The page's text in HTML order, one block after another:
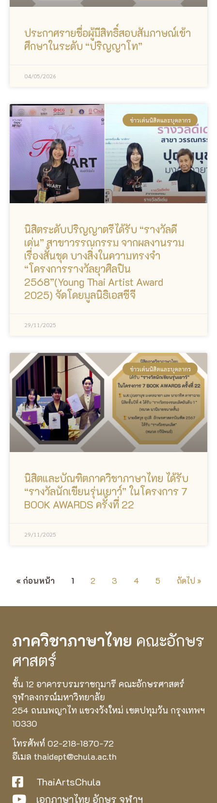
ประกาศรายชื่อผู้มีสิทธิ์สอบสัมภาษณ์เข้า
ศึกษาในระดับ “ปริญญาโท”
04/05/2026
ข่าวเด่นนิสิตและบุคลากร
นิสิตระดับปริญญาตรีได้รับ “รางวัลดี
เด่น” สาขาวรรณกรรม จากผลงานรวม
เรื่องสั้นชุด บางสิ่งในความทรงจำ
“โครงการรางวัลยุวศิลปิน
2568”(Young Thai Artist Award
2025) จัดโดยมูลนิธิเอสซีจี
29/11/2025
ข่าวเด่นนิสิตและบุคลากร
นิสิตและบัณฑิตภาควิชาภาษาไทย ได้รับ
“รางวัลนักเขียนรุ่นเยาว์” ในโครงการ 7
BOOK AWARDS ครั้งที่ 22
29/11/2025
« ก่อนหน้า 1 2 3 4 5 ถัดไป »
ภาควิชาภาษาไทย คณะอักษร
ศาสตร์
ชั้น 12 อาคารบรมราชกุมารี คณะอักษรศาสตร์
จุฬาลงกรณ์มหาวิทยาลัย
254 ถนนพญาไท แขวงวังใหม่ เขตปทุมวัน กรุงเทพฯ
10330
โทรศัพท์ 02-218-1870-72
อีเมล thaidept@chula.ac.th
ThaiArtsChula
เอกภาษาไทย อักษร จุฬาฯ